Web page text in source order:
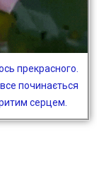
прекрасного.
починається
серцем.